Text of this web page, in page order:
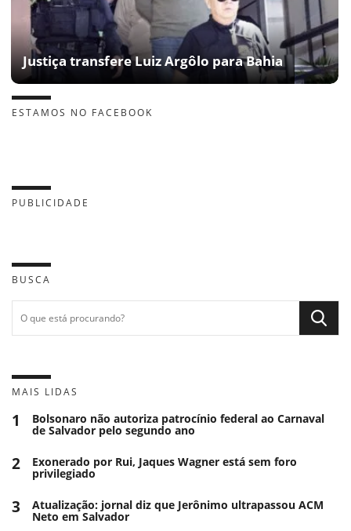
Justiça transfere Luiz Argôlo para Bahia
ESTAMOS NO FACEBOOK
PUBLICIDADE
BUSCA
MAIS LIDAS
1 Bolsonaro não autoriza patrocínio federal ao Carnaval
de Salvador pelo segundo ano
2 Exonerado por Rui, Jaques Wagner está sem foro
privilegiado
3 Atualização: jornal diz que Jerônimo ultrapassou ACM
Neto em Salvador